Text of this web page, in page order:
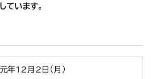
ています。
年12月2日（月）